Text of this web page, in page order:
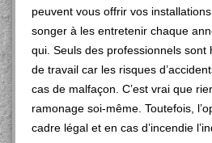
peuvent vous offrir vos
songer à les entretenir chaque
qui. Seuls des professionnels sont
de travail car les risques
cas de malfaçon. C’est vrai que
ramonage soi-même. Toutefois,
cadre légal et en cas d’incendie